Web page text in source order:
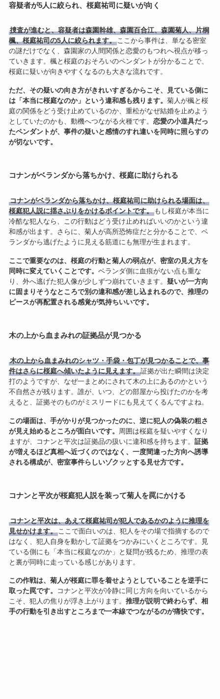
容疑者が5人に絞られ、桜庭祐司に疑いが向く
捜査が進むと、容疑者は森園幹雄、森園百合江、森園菊人、片桐
楓、桜庭祐司の5人に絞られます。ここから事件は、単なる密室
の謎だけでなく、森園家の人間関係と恋愛のもつれへ視点が移っ
ていきます。楓と桜庭のおそろいのペンダントが分かることで、
桜庭に疑いが向きやすくなるのも大きな流れです。
ただ、その疑いの向き方がきれいすぎるからこそ、見ている側に
は「本当に桜庭なのか」という違和感も残ります。 菊人が楓と桜
庭の関係をどう受け止めているのか、重松がなぜ結婚を止めよう
としていたのかも、動機へつながる火種です。 恋愛の小道具だっ
たペンダントが、事件の疑いと感情のすれ違いを同時に照らすの
が切ないです。
コナンがベランダから落ちかけ、桜庭に助けられる
コナンがベランダから落ちかけ、桜庭祐司に助けられる場面は、
桜庭犯人説に揺さぶりをかけるポイントです。もし桜庭が本当に
冷酷な犯人なら、この行動はどう受け止めればいいのかという違
和感が出ます。さらに、菊人が高所恐怖症だと分かることで、ベ
ランダから逃げたように見える筋道にも無理が生まれます。
ここで重要なのは、桜庭の行動と菊人の弱点が、密室の見え方を
同時に変えていくことです。 ベランダ側に血痕がない点も重な
り、外へ逃げた犯人像が少しずつ崩れていきます。 疑いが一方向
に固まりそうなところで別の違和感が差し込まれるので、推理の
ピースが再配置される感覚が気持ちいいです。
木の上から血まみれの証拠品が見つかる
木の上から血まみれのシャツ・手袋・包丁が見つかることで、事
件はさらに桜庭へ傾いたように見えます。証拠が出た瞬間は決定
打のようですが、なぜ一まとめにされて木の上にあるのかという
不自然さが残ります。誰が、いつ、どの部屋から投げたのかを考
えると、証拠そのものがミスリードにも見えてくるんですよね。
この場面は、手がかりが見つかったのに、逆に犯人の偽装の粗さ
が見え始めるところが面白いです。
周囲は桜庭を疑いやすくなり
ますが、コナンと平次は証拠品の扱いに違和感を持ちます。 証拠
が増えるほど真相へ近づくのではなく、一度間違った方向へ誘導
される構成が、密室事件らしいゾクッとする見せ方です。
コナンと平次が桜庭犯人説を装って菊人を罠にかける
コナンと平次は、あえて桜庭祐司が犯人であるかのように推理を
見せかけます。ここで面白いのは、犯人をその場で指摘するので
はなく、犯人自身を動かして証拠をつかみにいくところです。見
ている側にも「本当に桜庭なのか」と疑問が残るため、推理の表
と裏が同時に走っている感じがあります。
この作戦は、菊人が桜庭に罪を着せようとしていることを逆手に
取った罠です。
コナンと平次が冷静に同じ方向を向いているから
こそ、犯人の焦りが浮き上がります。 推理が説明で終わらず、相
手の行動を引き出すところまで一本線でつながるのが痛快です。